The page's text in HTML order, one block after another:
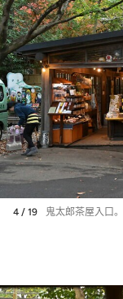
4 / 19 鬼太郎茶屋入口